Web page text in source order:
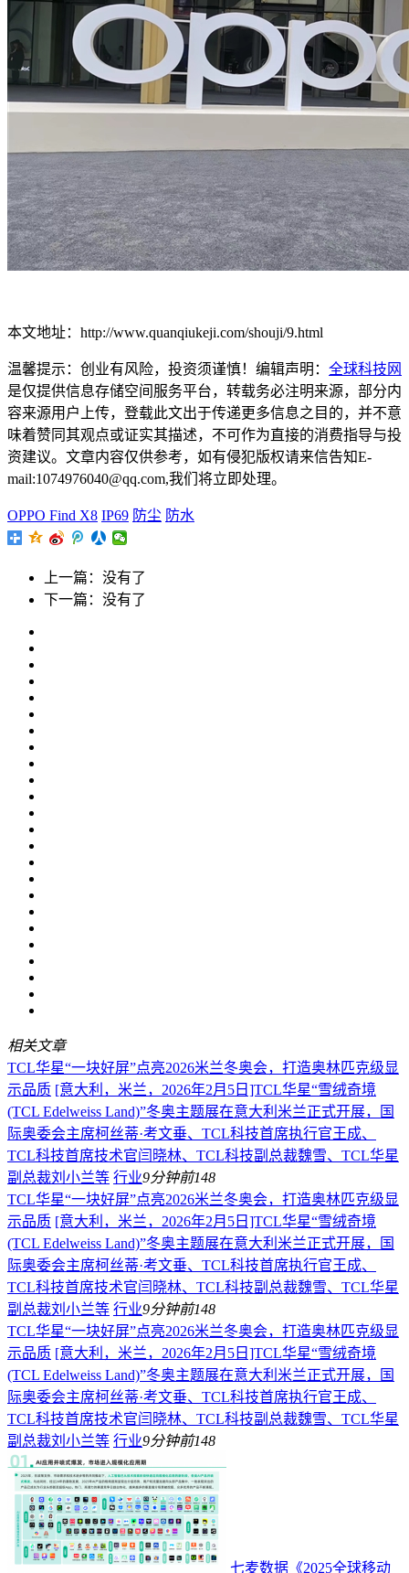
本文地址：http://www.quanqiukeji.com/shouji/9.html
温馨提示：创业有风险，投资须谨慎！编辑声明： 全球科技网
是仅提供信息存储空间服务平台，转载务必注明来源，部分内
容来源用户上传，登载此文出于传递更多信息之目的，并不意
味着赞同其观点或证实其描述，不可作为直接的消费指导与投
资建议。文章内容仅供参考，如有侵犯版权请来信告知E-
mail:1074976040@qq.com,我们将立即处理。
OPPO Find X8 IP69 防尘 防水
上一篇：没有了
下一篇：没有了
相关文章
TCL华星“一块好屏”点亮2026米兰冬奥会，打造奥林匹克级显
示品质 [意大利，米兰，2026年2月5日]TCL华星“雪绒奇境
(TCL Edelweiss Land)”冬奥主题展在意大利米兰正式开展，国
际奥委会主席柯丝蒂·考文垂、TCL科技首席执行官王成、
TCL科技首席技术官闫晓林、TCL科技副总裁魏雪、TCL华星
副总裁刘小兰等 行业9分钟前148
TCL华星“一块好屏”点亮2026米兰冬奥会，打造奥林匹克级显
示品质 [意大利，米兰，2026年2月5日]TCL华星“雪绒奇境
(TCL Edelweiss Land)”冬奥主题展在意大利米兰正式开展，国
际奥委会主席柯丝蒂·考文垂、TCL科技首席执行官王成、
TCL科技首席技术官闫晓林、TCL科技副总裁魏雪、TCL华星
副总裁刘小兰等 行业9分钟前148
TCL华星“一块好屏”点亮2026米兰冬奥会，打造奥林匹克级显
示品质 [意大利，米兰，2026年2月5日]TCL华星“雪绒奇境
(TCL Edelweiss Land)”冬奥主题展在意大利米兰正式开展，国
际奥委会主席柯丝蒂·考文垂、TCL科技首席执行官王成、
TCL科技首席技术官闫晓林、TCL科技副总裁魏雪、TCL华星
副总裁刘小兰等 行业9分钟前148
七麦数据《2025全球移动